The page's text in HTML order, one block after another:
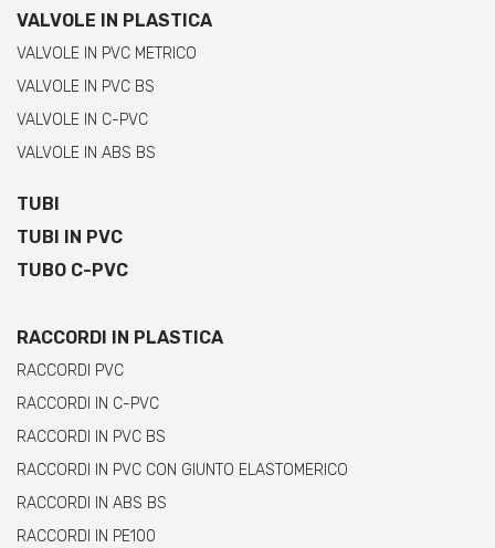
VALVOLE IN PLASTICA
VALVOLE IN PVC METRICO
VALVOLE IN PVC BS
VALVOLE IN C-PVC
VALVOLE IN ABS BS
TUBI
TUBI IN PVC
TUBO C-PVC
RACCORDI IN PLASTICA
RACCORDI PVC
RACCORDI IN C-PVC
RACCORDI IN PVC BS
RACCORDI IN PVC CON GIUNTO ELASTOMERICO
RACCORDI IN ABS BS
RACCORDI IN PE100